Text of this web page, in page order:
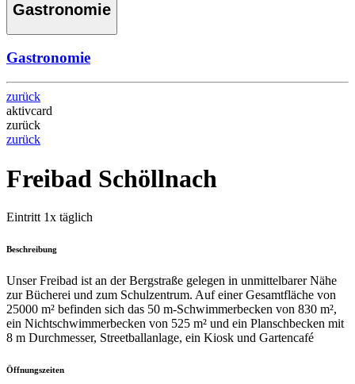
Gastronomie
Gastronomie
zurück
aktivcard
zurück
zurück
Freibad Schöllnach
Eintritt 1x täglich
Beschreibung
Unser Freibad ist an der Bergstraße gelegen in unmittelbarer Nähe
zur Bücherei und zum Schulzentrum. Auf einer Gesamtfläche von
25000 m² befinden sich das 50 m-Schwimmerbecken von 830 m²,
ein Nichtschwimmerbecken von 525 m² und ein Planschbecken mit
8 m Durchmesser, Streetballanlage, ein Kiosk und Gartencafé
Öffnungszeiten